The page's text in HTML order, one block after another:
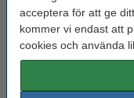
acceptera för att ge
kommer vi endast att
cookies och använda
A4 123ink fotopapper
självhäftande matt | vit |